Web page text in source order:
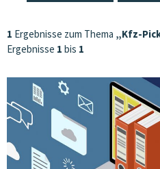
1 Ergebnisse zum Thema „Kfz-
Ergebnisse 1 bis 1